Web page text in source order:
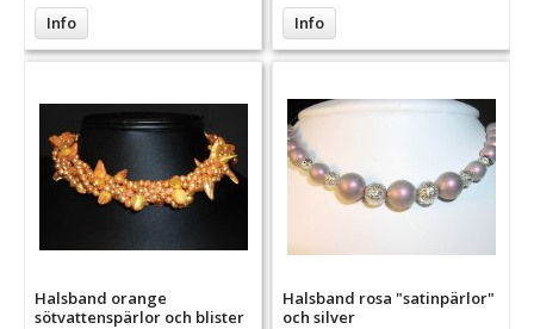
Info Info
Halsband orange
sötvattenspärlor och blister
Halsband rosa "satinpärlor"
och silver